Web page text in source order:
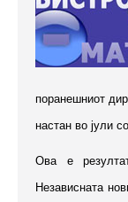
поранешниот
настан во јули
Ова е
Независната